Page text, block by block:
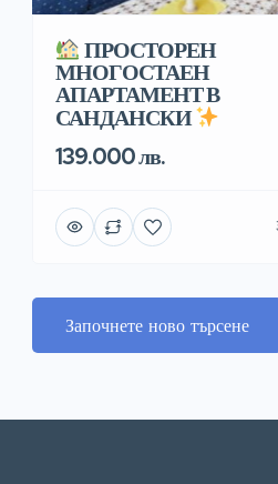
ПРОСТОРЕН
МНОГОСТАЕН
АПАРТАМЕНТ В
САНДАНСКИ
139.000 лв.
Започнете ново търсене